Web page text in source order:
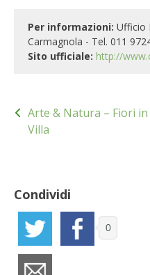
NOCCIOLA DI
MEDICINA DEI
COMPO
HUSQVARNA
ZAPI GARDEN
Per informazioni: Ufficio
Carmagnola - Tel. 011
Sito ufficiale: http://
articoli
Arte & Natura – Fiori in
Villa
Condividi
0